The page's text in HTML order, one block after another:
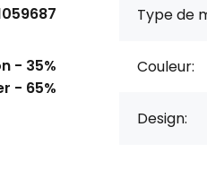
- 35%
- 65%
Type de
Couleur:
Design: